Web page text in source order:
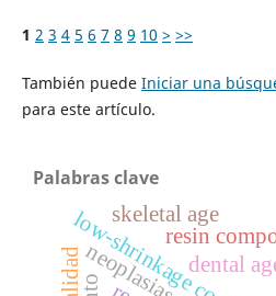
1 2 3 4 5 6 7 8 9 10 > >>
También puede Iniciar una
para este artículo.
Palabras clave
resin
dental
skeletal age
neoplasias